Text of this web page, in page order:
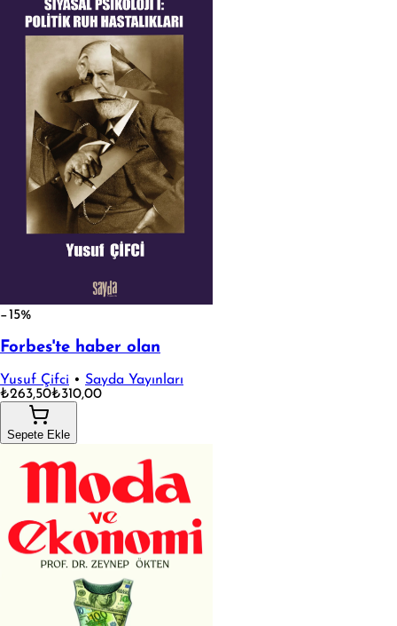
−15%
Forbes'te haber olan
Yusuf Çifci • Sayda Yayınları
₺263,50₺310,00
Sepete Ekle